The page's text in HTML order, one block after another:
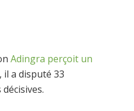
Adingra perçoit un
il a disputé 33